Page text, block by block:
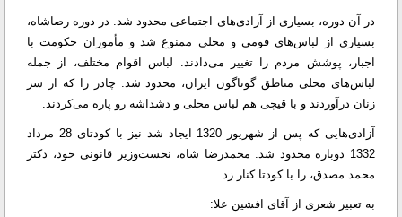
در آن دوره، بسیاری از آزادی‌های اجتماعی محدود شد. در دوره رضاشاه،
بسیاری از لباس‌های قومی و محلی ممنوع شد و مأموران حکومت با
اجبار، پوشش مردم را تغییر می‌دادند. لباس اقوام مختلف، از جمله
لباس‌های محلی مناطق گوناگون ایران، محدود شد. چادر را که از سر
زنان درآوردند و با قیچی هم لباس محلی و دشداشه رو پاره می‌کردند.
آزادی‌هایی که پس از شهریور 1320 ایجاد شد نیز با کودتای 28 مرداد
1332 دوباره محدود شد. محمدرضا شاه، نخست‌وزیر قانونی خود، دکتر
محمد مصدق، را با کودتا کنار زد.
به تعبیر شعری از آقای افشین علا: